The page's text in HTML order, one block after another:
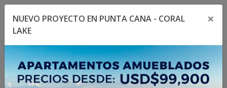
Toggle navigation menu
NUEVO PROYECTO EN PUNTA CANA - CORAL
LAKE
×